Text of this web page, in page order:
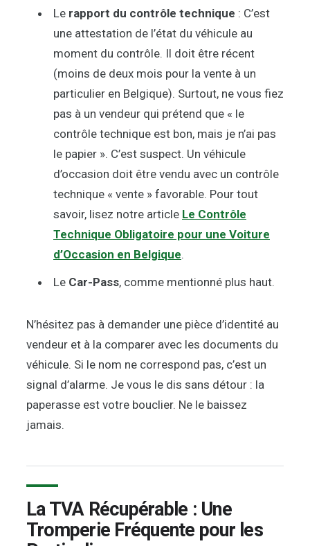
Le rapport du contrôle technique : C’est
une attestation de l’état du véhicule au
moment du contrôle. Il doit être récent
(moins de deux mois pour la vente à un
particulier en Belgique). Surtout, ne vous fiez
pas à un vendeur qui prétend que « le
contrôle technique est bon, mais je n’ai pas
le papier ». C’est suspect. Un véhicule
d’occasion doit être vendu avec un contrôle
technique « vente » favorable. Pour tout
savoir, lisez notre article Le Contrôle
Technique Obligatoire pour une Voiture
d’Occasion en Belgique.
Le Car-Pass, comme mentionné plus haut.
N’hésitez pas à demander une pièce d’identité au
vendeur et à la comparer avec les documents du
véhicule. Si le nom ne correspond pas, c’est un
signal d’alarme. Je vous le dis sans détour : la
paperasse est votre bouclier. Ne le baissez
jamais.
La TVA Récupérable : Une
Tromperie Fréquente pour les